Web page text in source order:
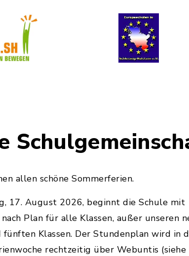
allen schöne Sommerferien.
17. August 2026, beginnt die Schule mit
Plan für alle Klassen, außer unseren
fünften Klassen. Der Stundenplan wird in
rechtzeitig über Webuntis (siehe